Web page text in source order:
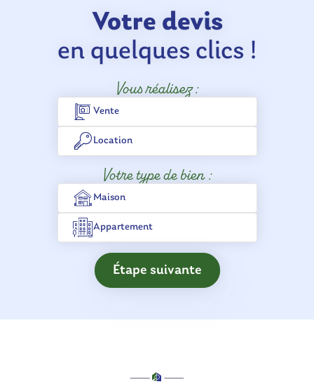
Votre devis
en quelques clics !
Vous réalisez :
Vente
Location
Votre type de bien :
Maison
Appartement
Étape suivante